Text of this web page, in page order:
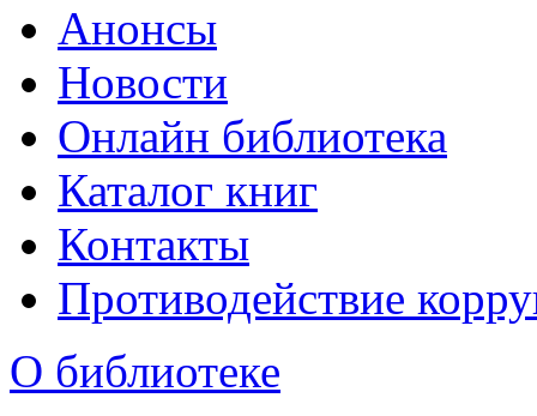
Анонсы
Новости
Онлайн библиотека
Каталог книг
Контакты
Противодействие
О библиотеке